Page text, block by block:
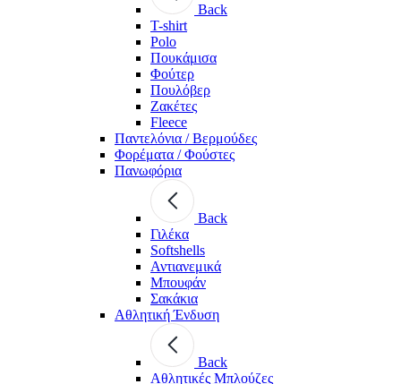
Back
T-shirt
Polo
Πουκάμισα
Φούτερ
Πουλόβερ
Ζακέτες
Fleece
Παντελόνια / Βερμούδες
Φορέματα / Φούστες
Πανωφόρια
Back
Γιλέκα
Softshells
Αντιανεμικά
Μπουφάν
Σακάκια
Αθλητική Ένδυση
Back
Aθλητικές Μπλούζες